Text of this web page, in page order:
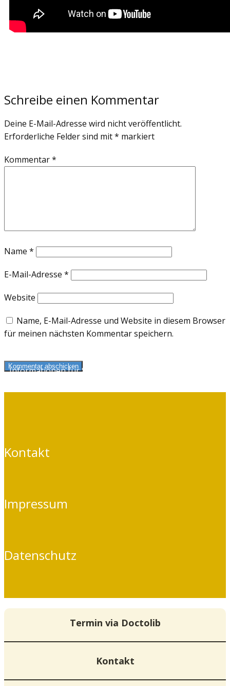
Schreibe einen Kommentar
Deine E-Mail-Adresse wird nicht veröffentlicht.
Erforderliche Felder sind mit* markiert
Kommentar*
Name *
E-Mail-Adresse *
Website
Name, E-Mail-Adresse und Website in diesem Browser
für meinen nächsten Kommentar speichern.
Kommentar abschicken
Informationen für Selbstzahler
Kontakt
Impressum
Datenschutz
Termin via Doctolib
Kontakt